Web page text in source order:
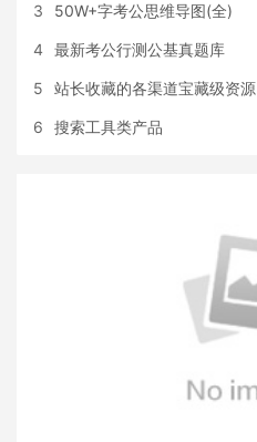
3 50W+字考公思维导图(全)
4 最新考公行测公基真题库
5 站长收藏的各渠道宝藏级资源
6 搜索工具类产品